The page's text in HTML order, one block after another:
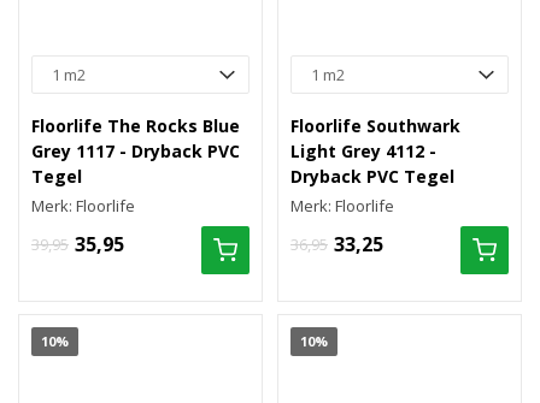
Floorlife The Rocks Blue
Grey 1117 - Dryback PVC
Tegel
Merk: Floorlife
39,95 35,95
Floorlife Southwark
Light Grey 4112 -
Dryback PVC Tegel
Merk: Floorlife
36,95 33,25
10% 10%